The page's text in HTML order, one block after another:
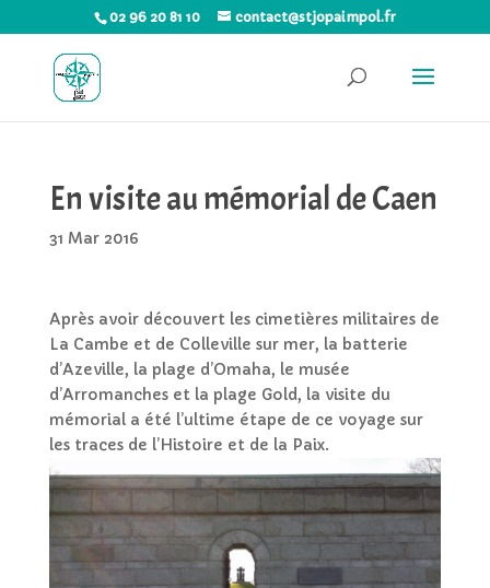
02 96 20 81 10 contact@stjopaimpol.fr
En visite au mémorial de Caen
31 Mar 2016
Après avoir découvert les cimetières militaires de
La Cambe et de Colleville sur mer, la batterie
d’Azeville, la plage d’Omaha, le musée
d’Arromanches et la plage Gold, la visite du
mémorial a été l’ultime étape de ce voyage sur
les traces de l’Histoire et de la Paix.